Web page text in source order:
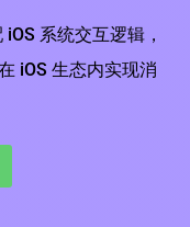
系统交互逻辑，
iOS 生态内实现消